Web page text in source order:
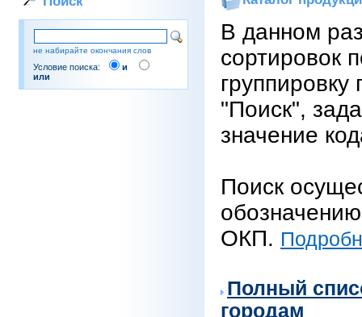
не набирайте окончания слов
Условие поиска:
и
или
В данном
сортировок
"Поиск",
значение
Поиск
ОКП.
Полный
городам